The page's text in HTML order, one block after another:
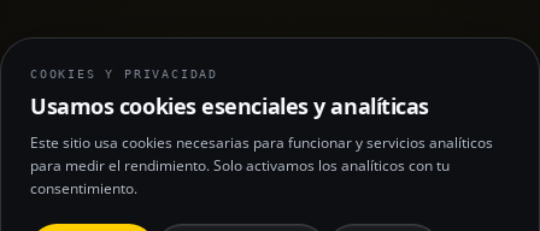
COOKIES Y PRIVACIDAD
Usamos cookies esenciales y analíticas
Este sitio usa cookies necesarias para funcionar y servicios analíticos
para medir el rendimiento. Solo activamos los analíticos con tu
consentimiento.